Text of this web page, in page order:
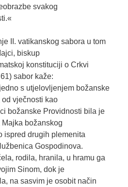
svakog
II. vatikanskog sabora u tom
biskup
konstituciji o Crkvi
sabor kaže:
s utjelovljenjem božanske
vječnosti kao
božanske Providnosti bila je
božanskog
ispred drugih plemenita
Gospodinova.
rodila, hranila, u hramu ga
Sinom, dok je
na sasvim je osobit način